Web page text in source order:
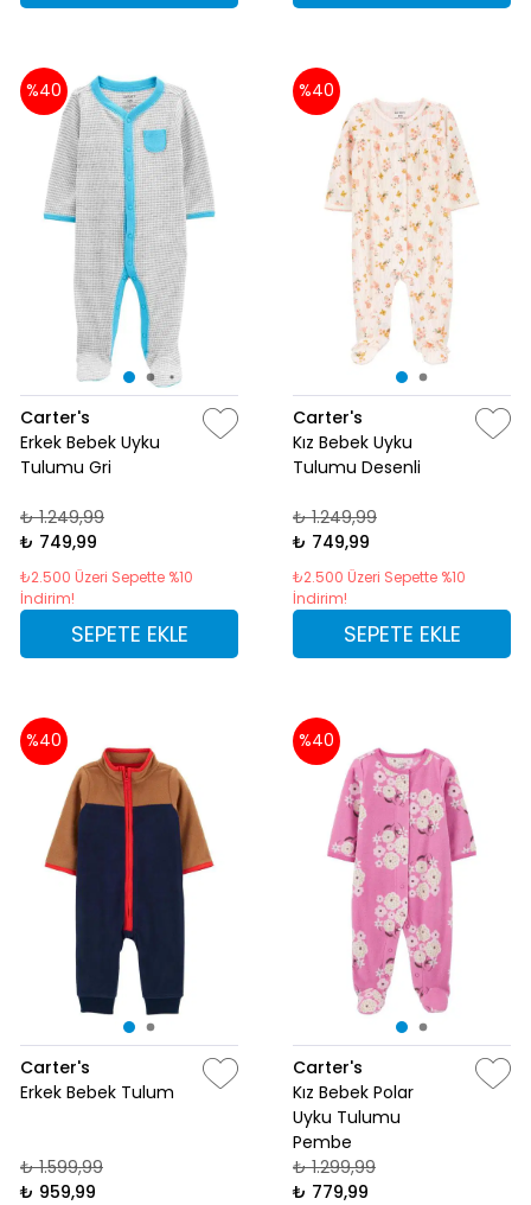
%40
Carter's
Erkek Bebek Uyku
Tulumu Gri
₺ 1.249,99
₺ 749,99
₺2.500 Üzeri Sepette %10
İndirim!
SEPETE EKLE
%40
Carter's
Kız Bebek Uyku
Tulumu Desenli
₺ 1.249,99
₺ 749,99
₺2.500 Üzeri Sepette %10
İndirim!
SEPETE EKLE
%40
Carter's
Erkek Bebek Tulum
₺ 1.599,99
₺ 959,99
%40
Carter's
Kız Bebek Polar
Uyku Tulumu
Pembe
₺ 1.299,99
₺ 779,99